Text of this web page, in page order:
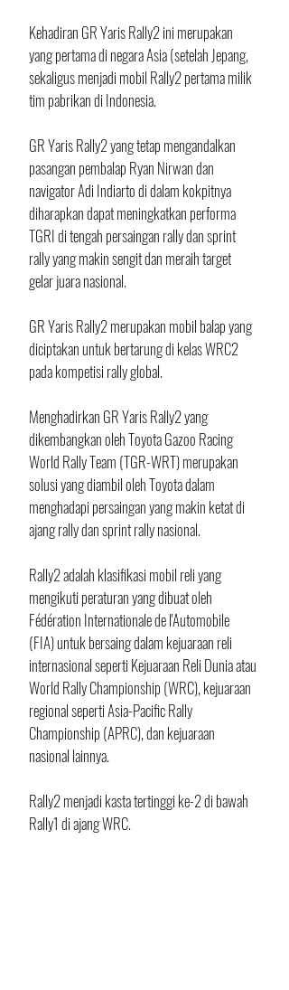
Kehadiran GR Yaris Rally2 ini merupakan
yang pertama di negara Asia (setelah Jepang,
sekaligus menjadi mobil Rally2 pertama milik
tim pabrikan di Indonesia.
GR Yaris Rally2 yang tetap mengandalkan
pasangan pembalap Ryan Nirwan dan
navigator Adi Indiarto di dalam kokpitnya
diharapkan dapat meningkatkan performa
TGRI di tengah persaingan rally dan sprint
rally yang makin sengit dan meraih target
gelar juara nasional.
GR Yaris Rally2 merupakan mobil balap yang
diciptakan untuk bertarung di kelas WRC2
pada kompetisi rally global.
Menghadirkan GR Yaris Rally2 yang
dikembangkan oleh Toyota Gazoo Racing
World Rally Team (TGR-WRT) merupakan
solusi yang diambil oleh Toyota dalam
menghadapi persaingan yang makin ketat di
ajang rally dan sprint rally nasional.
Rally2 adalah klasifikasi mobil reli yang
mengikuti peraturan yang dibuat oleh
Fédération Internationale de l'Automobile
(FIA) untuk bersaing dalam kejuaraan reli
internasional seperti Kejuaraan Reli Dunia atau
World Rally Championship (WRC), kejuaraan
regional seperti Asia-Pacific Rally
Championship (APRC), dan kejuaraan
nasional lainnya.
Rally2 menjadi kasta tertinggi ke-2 di bawah
Rally1 di ajang WRC.